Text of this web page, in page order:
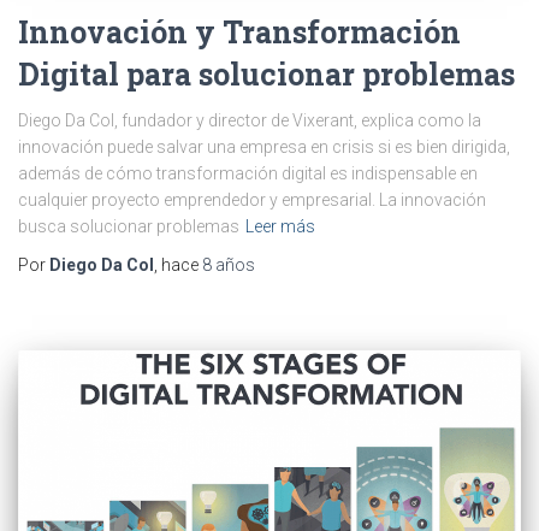
Innovación y Transformación
Digital para solucionar problemas
Diego Da Col, fundador y director de Vixerant, explica como la
innovación puede salvar una empresa en crisis si es bien dirigida,
además de cómo transformación digital es indispensable en
cualquier proyecto emprendedor y empresarial. La innovación
busca solucionar problemas
Leer más
Por Diego Da Col , hace 8 años